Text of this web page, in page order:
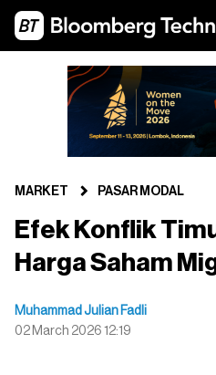
MARKET PASAR MODAL
Efek Konflik
Harga Saham
Muhammad Julian Fadli
02 March 2026 12:19